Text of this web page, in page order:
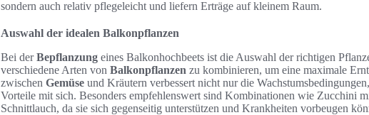
sondern auch relativ pflegeleicht und liefern Erträge auf kleinem Raum.
Auswahl der idealen Balkonpflanzen
Bei derBepflanzung eines Balkonhochbeets ist die Auswahl der richtigen
verschiedene Arten von Balkonpflanzen zu kombinieren, um eine maximale
zwischen Gemüse und Kräutern verbessert nicht nur die
Vorteile mit sich. Besonders empfehlenswert sind Kombinationen wie Zucchini
Schnittlauch, da sie sich gegenseitig unterstützen und Krankheiten vorbeugen